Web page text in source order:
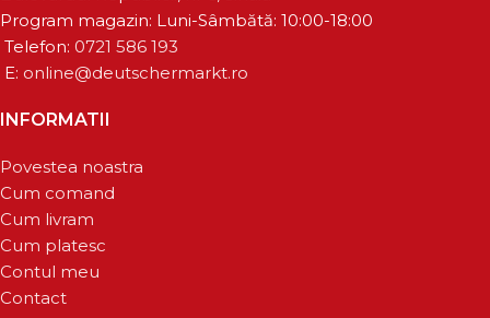
Program magazin: Luni-Sâmbătă: 10:00-18:00
Telefon: 0721 586 193
E: online@deutschermarkt.ro
INFORMATII
Povestea noastra
Cum comand
Cum livram
Cum platesc
Contul meu
Contact